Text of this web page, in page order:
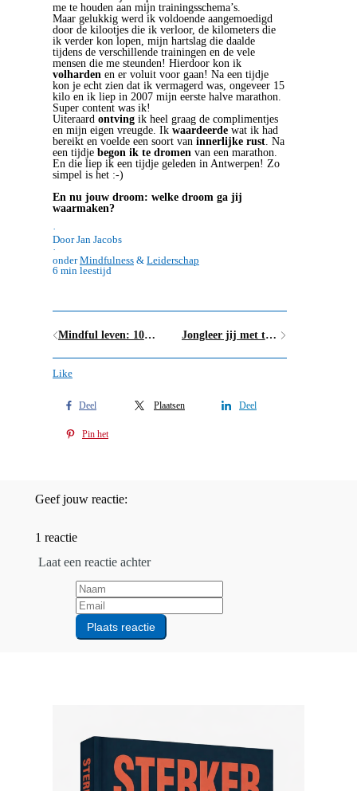
me te houden aan mijn trainingsschema’s.
Maar gelukkig werd ik voldoende aangemoedigd
door de kilootjes die ik verloor, de kilometers die
ik verder kon lopen, mijn hartslag die daalde
tijdens de verschillende trainingen en de vele
mensen die me steunden! Hierdoor kon ik
volharden en er voluit voor gaan! Na een tijdje
kon je echt zien dat ik vermagerd was, ongeveer 15
kilo en ik liep in 2007 mijn eerste halve marathon.
Super content was ik!
Uiteraard ontving ik heel graag de complimentjes
en mijn eigen vreugde. Ik waardeerde wat ik had
bereikt en voelde een soort van innerlijke rust. Na
een tijdje begon ik te dromen van een marathon.
En die liep ik een tijdje geleden in Antwerpen! Zo
simpel is het :-)
En nu jouw droom: welke droom ga jij
waarmaken?
·
Door Jan Jacobs
·
onderMindfulness & Leiderschap
6 min leestijd
Mindful leven: 10 dingen die mindfulle mensen anders doen Jongleer jij met teveel todo's en verplichtingen?
Like
Deel Plaatsen Deel
Pin het
Geef jouw reactie:
1 reactie
Laat een reactie achter